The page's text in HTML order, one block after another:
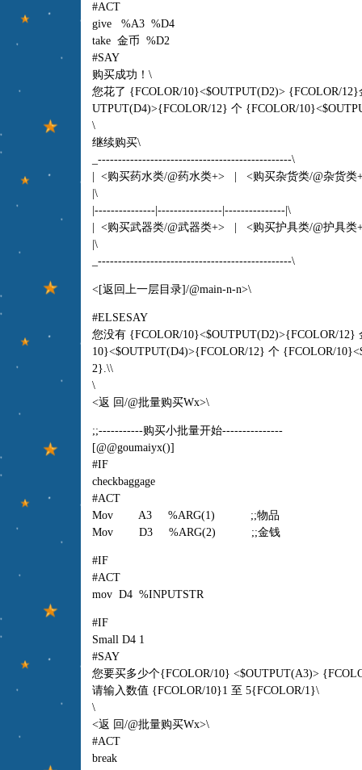
#ACT
give %A3 %D4
take 金币 %D2
#SAY
购买成功！\
您花了 {FCOLOR/10}<$OUTPUT(D2)> {FCOLOR/
UTPUT(D4)>{FCOLOR/12} 个 {FCOLOR/
\
继续购买\
_------------------------------------------------\
| <购买药水类/@药水类+> | <购买杂货类/@杂货
|\
|---------------|----------------|---------------|\
| <购买武器类/@武器类+> | <购买护具类/@护具
|\
_------------------------------------------------\
<[返回上一层目录]/@main-n-n>\
#ELSESAY
您没有 {FCOLOR/10}<$OUTPUT(D2)>{FCOLOR/12}
10}<$OUTPUT(D4)>{FCOLOR/12} 个 {FCOLOR/
2}.\\
\
<返 回/@批量购买Wx>\
;;-----------购买小批量开始---------------
[@@goumaiyx()]
#IF
checkbaggage
#ACT
Mov A3 %ARG(1) ;;物品
Mov D3 %ARG(2) ;;金钱
#IF
#ACT
mov D4 %INPUTSTR
#IF
Small D4 1
#SAY
您要买多少个{FCOLOR/10} <$OUTPUT(A3)>
请输入数值 {FCOLOR/10}1 至 5{FCOLOR/1}\
\
<返 回/@批量购买Wx>\
#ACT
break